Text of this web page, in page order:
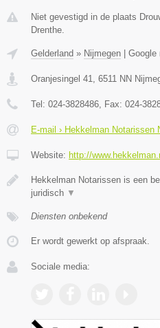
Niet gevestigd in de plaats
Drenthe.
Gelderland » Nijmegen Google
Oranjesingel 41 6511 NN
Tel: 024-3828486 , Fax: 024-
E-mail › Hekkelman
Website: http://
Hekkelman Notarissen is een
juridisch ▼
Diensten onbekend
Er wordt gewerkt op afspraak.
Sociale media: